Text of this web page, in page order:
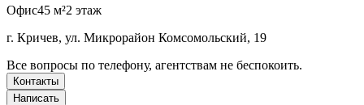
Офис45 м²2 этаж
г. Кричев, ул. Микрорайон Комсомольский, 19
Все вопросы по телефону, агентствам не беспокоить.
Контакты
Написать